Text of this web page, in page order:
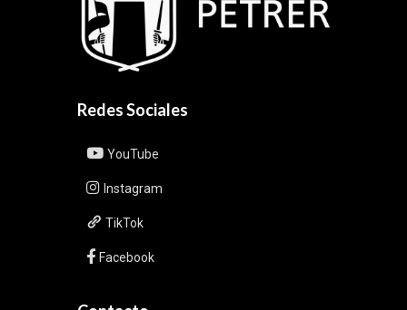
Redes Sociales
YouTube
Instagram
TikTok
Facebook